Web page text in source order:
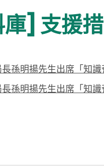
庫] 支援
孫明揚先生出席「知
孫明揚先生出席「知